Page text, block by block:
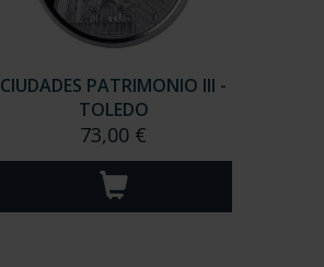
CIUDADES PATRIMONIO III -
TOLEDO
73,00 €